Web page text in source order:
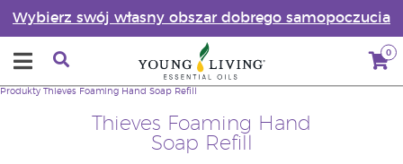
Wybierz swój własny obszar dobrego samopoczucia
0
Thieves Foaming Hand
Soap Refill
Produkty Thieves Foaming Hand Soap Refill